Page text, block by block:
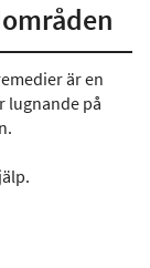
är en
lugnande på